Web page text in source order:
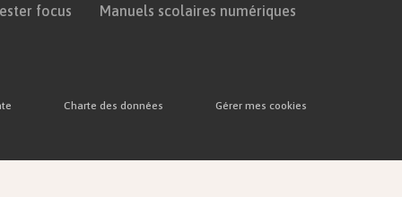
surtout
nez de
focus
Manuels scolaires numériques
Charte des données Gérer mes cookies